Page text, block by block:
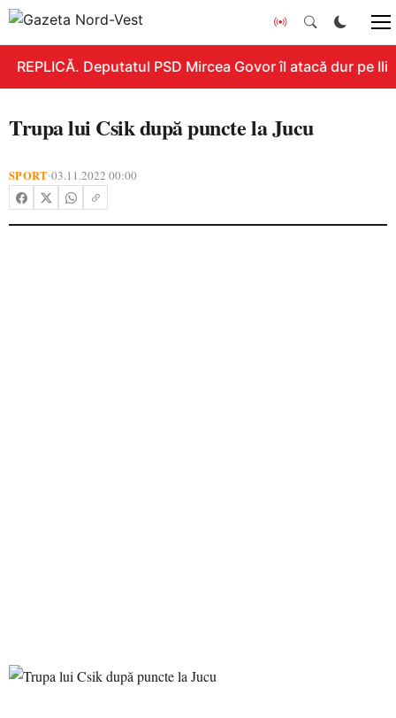
REPLICĂ. Deputatul PSD Mircea Govor îl atacă dur pe
Trupa lui Csik după puncte la Jucu
SPORT•03.11.2022 00:00